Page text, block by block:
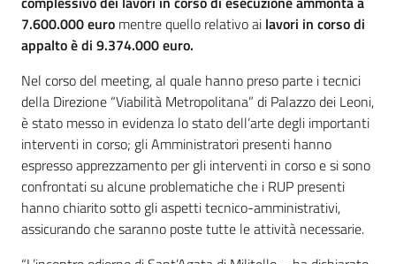
7.600.000 euro mentre quello relativo ai lavori in corso di
appalto è di 9.374.000 euro.
Nel corso del meeting, al quale hanno preso parte i tecnici
della Direzione “Viabilità Metropolitana” di Palazzo dei Leoni,
è stato messo in evidenza lo stato dell’arte degli importanti
interventi in corso; gli Amministratori presenti hanno
espresso apprezzamento per gli interventi in corso e si sono
confrontati su alcune problematiche che i RUP presenti
hanno chiarito sotto gli aspetti tecnico-amministrativi,
assicurando che saranno poste tutte le attività necessarie.